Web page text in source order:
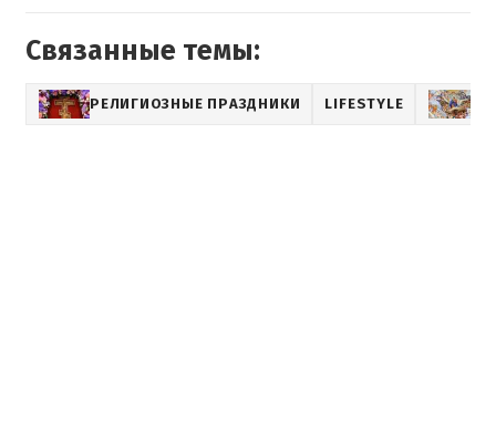
Связанные темы:
РЕЛИГИОЗНЫЕ ПРАЗДНИКИ LIFESTYLE